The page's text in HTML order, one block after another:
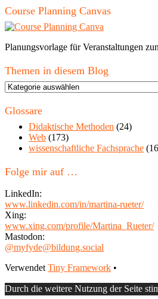
Course Planning Canvas
Planungsvorlage für Veranstaltungen
Themen in diesem Blog
Themen
diesem
Glossare
Didaktische Methoden (24)
Web (173)
wissenschaftliche Fachsprache
Folge mir auf …
LinkedIn:
www.linkedin.com/in/martina-rueter/
Xing:
www.xing.com/profile/Martina_Rueter/
Mastodon:
@myfyde@bildung.social
Footer
Inhalt
Verwendet Tiny Framework •
Durch die weitere Nutzung der Seite